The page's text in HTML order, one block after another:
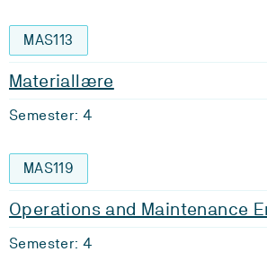
MAS113
Materiallære
Semester: 4
MAS119
Operations and Maintenance
Semester: 4